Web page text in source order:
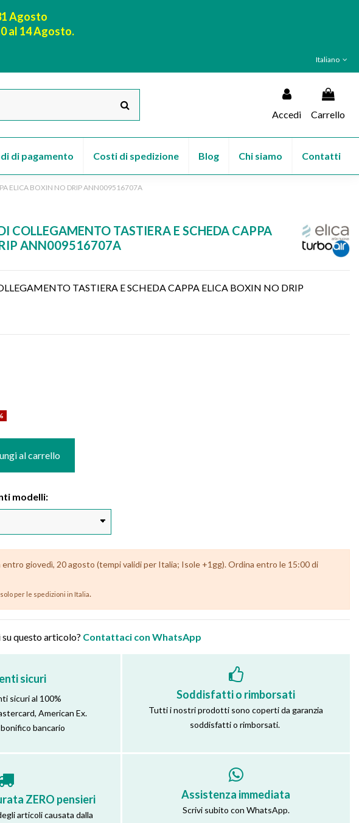
Agosto
al 14 Agosto.
Italiano
Accedi Carrello
Contatti
Chi siamo
Blog
Costi di spedizione
di pagamento
ELICA BOXIN NO DRIP ANN009516707A
COLLEGAMENTO TASTIERA E SCHEDA CAPPA
ANN009516707A
TASTIERA E SCHEDA CAPPA ELICA BOXIN NO DRIP
al carrello
modelli:
giovedì, 20 agosto (tempi validi per Italia; Isole +1gg). Ordina entro le 15:00 di
per le spedizioni in Italia.
questo articolo? Contattaci con WhatsApp
sicuri
sicuri al 100%
American Ex.
bancario
Soddisfatti o rimborsati
Tutti i nostri prodotti sono coperti da garanzia
soddisfatti o rimborsati.
ZERO pensieri
articoli causata dalla
Assistenza immediata
Scrivi subito con WhatsApp.